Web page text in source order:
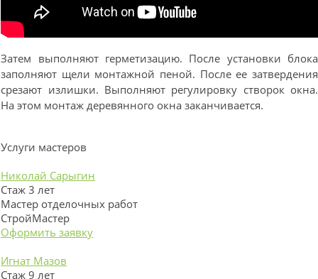
Затем выполняют герметизацию. После установки блока
заполняют щели монтажной пеной. После ее затвердения
срезают излишки. Выполняют регулировку створок окна.
На этом монтаж деревянного окна заканчивается.
Услуги мастеров
Николай Сарыгин
Стаж 3 лет
Мастер отделочных работ
СтройМастер
Оформить заявку
Игнат Мазов
Стаж 9 лет